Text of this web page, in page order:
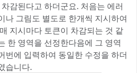
감된다고 하더군요. 처음는 에러
나 그림도 별도로 한개씩 지시하여
지시마다 토큰이 차감되는 것 같
한 영역을 선정한다음에 그 영역
번에 입력하여 동일한 수정을 하더
습니다.